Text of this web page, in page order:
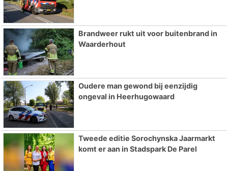
Brandweer rukt uit voor buitenbrand in
Waarderhout
Oudere man gewond bij eenzijdig
ongeval in Heerhugowaard
Tweede editie Sorochynska Jaarmarkt
komt er aan in Stadspark De Parel